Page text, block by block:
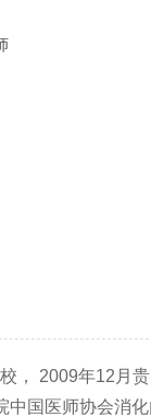
， 2009年12月
国医师协会消